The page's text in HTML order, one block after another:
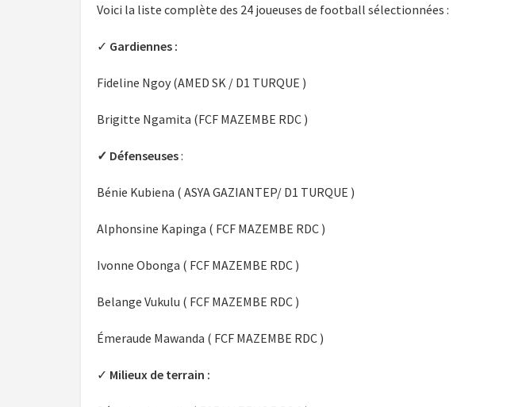
Voici la liste complète des 24 joueuses de football sélectionnées :
✓ Gardiennes :
Fideline Ngoy (AMED SK / D1 TURQUE )
Brigitte Ngamita (FCF MAZEMBE RDC )
✓ Défenseuses:
Bénie Kubiena ( ASYA GAZIANTEP/ D1 TURQUE )
Alphonsine Kapinga ( FCF MAZEMBE RDC )
Ivonne Obonga ( FCF MAZEMBE RDC )
Belange Vukulu ( FCF MAZEMBE RDC )
Émeraude Mawanda ( FCF MAZEMBE RDC )
✓ Milieux de terrain :